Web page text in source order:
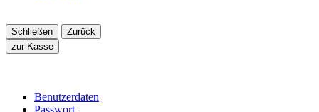
Schließen
Zurück
zur Kasse
Benutzerdaten
Passwort